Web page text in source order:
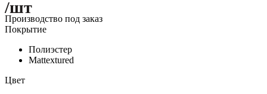
/шт
Производство под заказ
Покрытие
Полиэстер
Mattextured
Цвет